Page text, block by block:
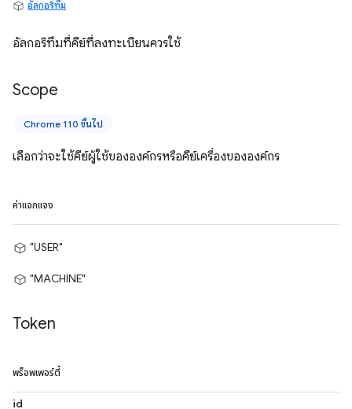
อัลกอริทึม
อัลกอริทึมที่คีย์ที่ลงทะเบียนควรใช้
Scope
Chrome 110 ขึ้นไป
เลือกว่าจะใช้คีย์ผู้ใช้ขององค์กรหรือคีย์เครื่องขององค์กร
ค่าแจกแจง
"USER"
"MACHINE"
Token
พร็อพเพอร์ตี้
id